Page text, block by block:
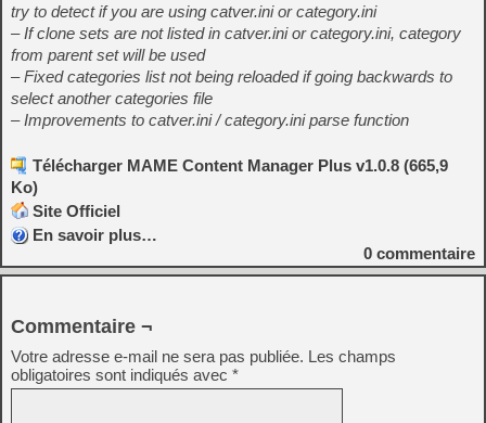
try to detect if you are using catver.ini or category.ini
– If clone sets are not listed in catver.ini or category.ini, category
from parent set will be used
– Fixed categories list not being reloaded if going backwards to
select another categories file
– Improvements to catver.ini / category.ini parse function
Télécharger MAME Content Manager Plus v1.0.8 (665,9
Ko)
Site Officiel
En savoir plus…
0 commentaire
Commentaire ¬
Votre adresse e-mail ne sera pas publiée. Les champs
obligatoires sont indiqués avec *